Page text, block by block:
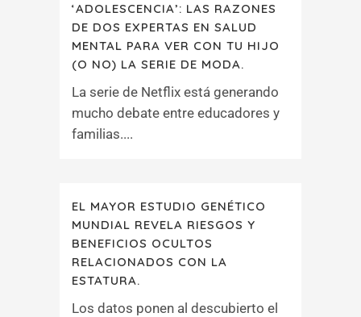
‘ADOLESCENCIA’: LAS RAZONES
DE DOS EXPERTAS EN SALUD
MENTAL PARA VER CON TU HIJO
(O NO) LA SERIE DE MODA.
La serie de Netflix está generando
mucho debate entre educadores y
familias....
EL MAYOR ESTUDIO GENÉTICO
MUNDIAL REVELA RIESGOS Y
BENEFICIOS OCULTOS
RELACIONADOS CON LA
ESTATURA.
Los datos ponen al descubierto el